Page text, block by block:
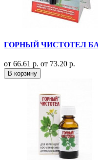
ГОРНЫЙ ЧИСТОТЕЛ
от 66.61 р. от 73.20 р.
В корзину